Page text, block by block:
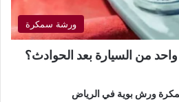
ورشة سمكرة
من السيارة بعد الحوادث؟
ورش بوية في الرياض